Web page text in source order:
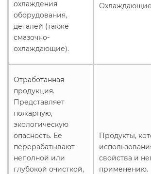
охлаждения
оборудования,
деталей (также
смазочно-
охлаждающие).
Отработанная
продукция.
Представляет
пожарную,
экологическую
опасность. Ее
перерабатывают
неполной или
глубокой очисткой,
Продукты,
свойства и
применению.